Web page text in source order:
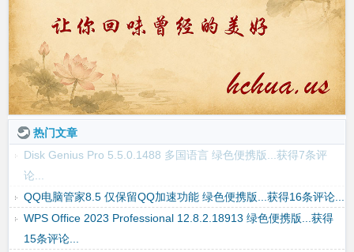
热门文章
Disk Genius Pro 5.5.0.1488 多国语言 绿色便携版...获得7条评
论...
QQ电脑管家8.5 仅保留QQ加速功能 绿色便携版...获得16条评论...
WPS Office 2023 Professional 12.8.2.18913 绿色便携版...获得
15条评论...